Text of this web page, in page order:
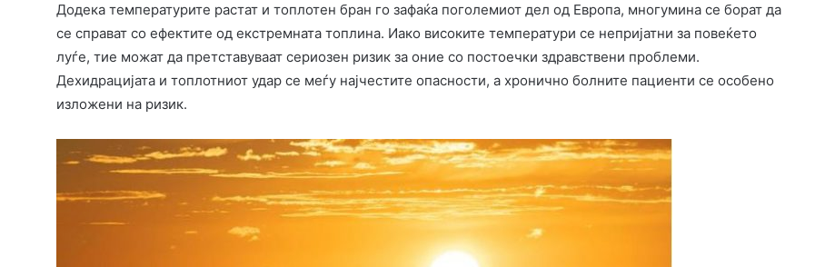
Додека температурите растат и топлотен бран го зафаќа поголемиот дел од Европа, многумина се борат да
се справат со ефектите од екстремната топлина. Иако високите температури се непријатни за повеќето
луѓе, тие можат да претставуваат сериозен ризик за оние со постоечки здравствени проблеми.
Дехидрацијата и топлотниот удар се меѓу најчестите опасности, а хронично болните пациенти се особено
изложени на ризик.